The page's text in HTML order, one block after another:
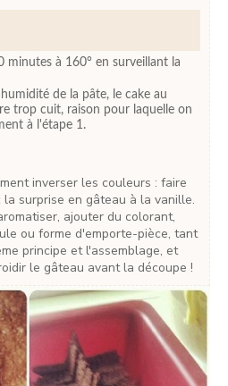
minutes à 160° en surveillant la
de la pâte, le cake au
trop cuit, raison pour laquelle on
à l'étape 1.
surprise en gâteau à la vanille.
ajouter du colorant,
ou forme d'emporte-pièce, tant
principe et l'assemblage, et
le gâteau avant la découpe !